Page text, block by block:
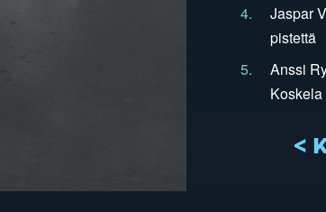
4.
Jaspar
pistettä
5.
Anssi
<